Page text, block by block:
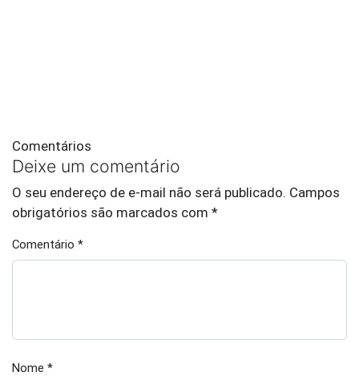
Comentários
Deixe um comentário
O seu endereço de e-mail não será publicado. Campos
obrigatórios são marcados com *
Comentário *
Nome *